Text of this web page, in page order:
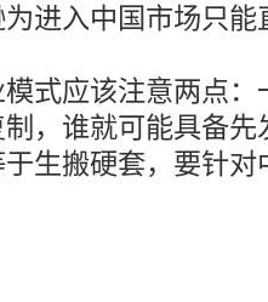
进入中国市场只
式应该注意两点
，谁就可能具备
生搬硬套，要针